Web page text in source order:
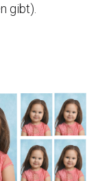
gibt).